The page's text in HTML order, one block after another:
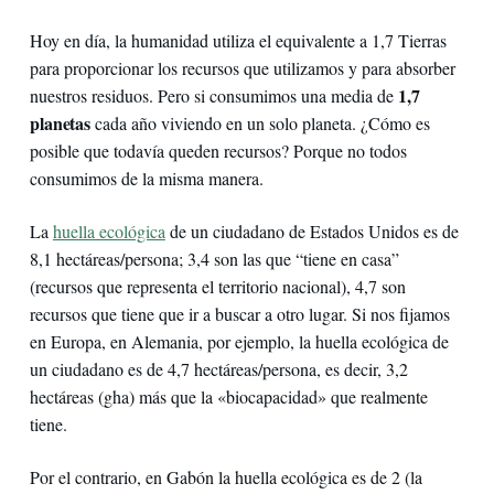
Hoy en día, la humanidad utiliza el equivalente a 1,7 Tierras
para proporcionar los recursos que utilizamos y para absorber
nuestros residuos. Pero si consumimos una media de 1,7
planetascada año viviendo en un solo planeta. ¿Cómo es
posible que todavía queden recursos? Porque no todos
consumimos de la misma manera.
La huella ecológica de un ciudadano de Estados Unidos es de
8,1 hectáreas/persona; 3,4 son las que “tiene en casa”
(recursos que representa el territorio nacional), 4,7 son
recursos que tiene que ir a buscar a otro lugar. Si nos fijamos
en Europa, en Alemania, por ejemplo, la huella ecológica de
un ciudadano es de 4,7 hectáreas/persona, es decir, 3,2
hectáreas (gha) más que la «biocapacidad» que realmente
tiene.
Por el contrario, en Gabón la huella ecológica es de 2 (la